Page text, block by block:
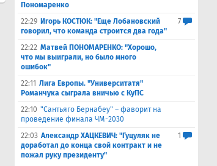
Пономаренко
22:29 Игорь КОСТЮК: "Еще Лобановский
говорил, что команда строится два года"
7
22:22 Матвей ПОНОМАРЕНКО: "Хорошо,
что мы выиграли, но было много
ошибок"
22:11 Лига Европы. "Университатя"
Романчука сыграла вничью с ​КуПС
22:10 "Сантьяго Бернабеу" – фаворит на
проведение финала ЧМ-2030
22:03 Александр ХАЦКЕВИЧ: "Гуцуляк не
доработал до конца свой контракт и не
пожал руку президенту"
1